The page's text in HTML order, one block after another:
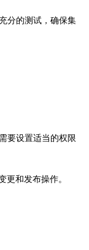
分的测试，确保集
要设置适当的权限
更和发布操作。